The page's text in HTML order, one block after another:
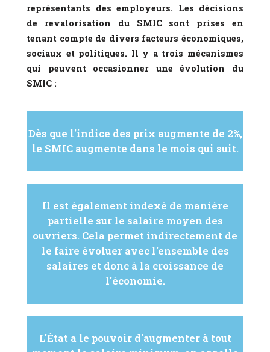
représentants des employeurs. Les décisions
de revalorisation du SMIC sont prises en
tenant compte de divers facteurs économiques,
sociaux et politiques. Il y a trois mécanismes
qui peuvent occasionner une évolution du
SMIC :
Dès que l'indice des prix augmente de 2%,
le SMIC augmente dans le mois qui suit.
Il est également indexé de manière
partielle sur le salaire moyen des
ouvriers. Cela permet indirectement de
le faire évoluer avec l'ensemble des
salaires et donc à la croissance de
l'économie.
L'État a le pouvoir d'augmenter à tout